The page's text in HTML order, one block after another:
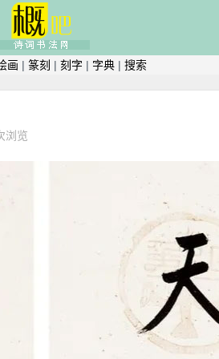
画 | 篆刻 | 刻字 | 字典 | 搜索
浏览